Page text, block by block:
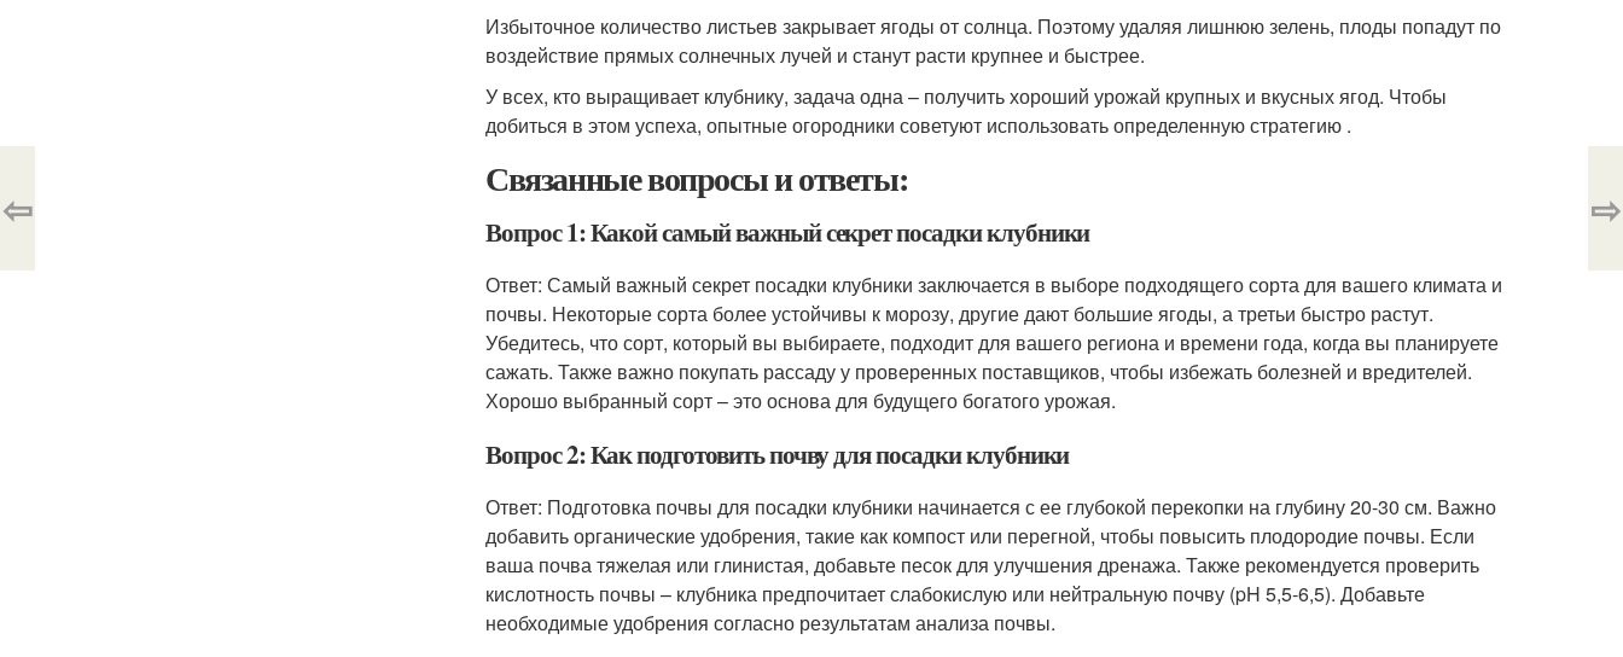
Избыточное количество листьев закрывает ягоды от солнца. Поэтому удаляя лишнюю зелень, плоды попадут по
воздействие прямых солнечных лучей и станут расти крупнее и быстрее.
У всех, кто выращивает клубнику, задача одна – получить хороший урожай крупных и вкусных ягод. Чтобы
добиться в этом успеха, опытные огородники советуют использовать определенную стратегию .
Связанные вопросы и ответы:
Вопрос 1: Какой самый важный секрет посадки клубники
Ответ: Самый важный секрет посадки клубники заключается в выборе подходящего сорта для вашего климата и
почвы. Некоторые сорта более устойчивы к морозу, другие дают большие ягоды, а третьи быстро растут.
Убедитесь, что сорт, который вы выбираете, подходит для вашего региона и времени года, когда вы планируете
сажать. Также важно покупать рассаду у проверенных поставщиков, чтобы избежать болезней и вредителей.
Хорошо выбранный сорт – это основа для будущего богатого урожая.
Вопрос 2: Как подготовить почву для посадки клубники
Ответ: Подготовка почвы для посадки клубники начинается с ее глубокой перекопки на глубину 20-30 см. Важно
добавить органические удобрения, такие как компост или перегной, чтобы повысить плодородие почвы. Если
ваша почва тяжелая или глинистая, добавьте песок для улучшения дренажа. Также рекомендуется проверить
кислотность почвы – клубника предпочитает слабокислую или нейтральную почву (pH 5,5-6,5). Добавьте
необходимые удобрения согласно результатам анализа почвы.
⇦ ⇨